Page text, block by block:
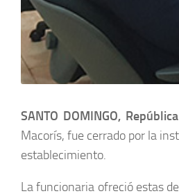
SANTO DOMINGO,
Macorís, fue cerrado por la
establecimiento.
La funcionaria ofreció estas